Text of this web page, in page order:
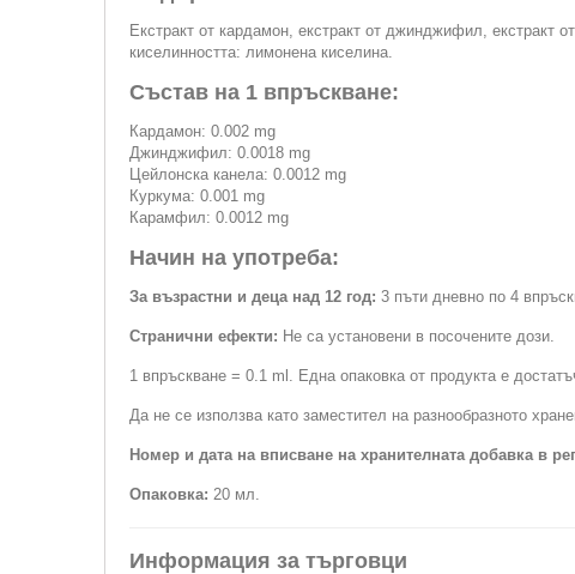
Екстракт от кардамон, екстракт от джинджифил, екстракт
киселинността: лимонена киселина.
Състав на 1 впръскване:
Кардамон: 0.002 mg
Джинджифил: 0.0018 mg
Цейлонска канела: 0.0012 mg
Куркума: 0.001 mg
Карамфил: 0.0012 mg
Начин на употреба:
За възрастни и деца над 12 год: 3 пъти дневно по 4
Странични ефекти: Не са установени в посочените дози.
1 впръскване = 0.1 ml. Една опаковка от продукта е
Да не се използва като заместител на разнообразното
Номер и дата на вписване на хранителната добавка в
Опаковка: 20 мл.
Информация за търговци